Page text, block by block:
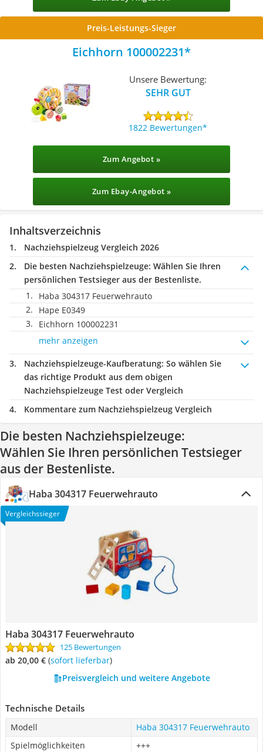
Preis-Leistungs-Sieger
Eichhorn 100002231
Unsere Bewertung:
SEHR GUT
1822 Bewertungen
Zum Angebot »
Zum Ebay-Angebot »
Inhaltsverzeichnis
Nachziehspielzeug Vergleich 2026
Die besten Nachziehspielzeuge: Wählen Sie Ihren
persönlichen Testsieger aus der Bestenliste.
Haba 304317 Feuerwehrauto
Hape E0349
Eichhorn 100002231
mehr anzeigen
Nachziehspielzeuge-Kaufberatung: So wählen Sie
das richtige Produkt aus dem obigen
Nachziehspielzeuge Test oder Vergleich
Kommentare zum Nachziehspielzeug Vergleich
Die besten Nachziehspielzeuge:
Wählen Sie Ihren persönlichen Testsieger
aus der Bestenliste.
Haba 304317 Feuerwehrauto
Vergleichssieger
Haba 304317 Feuerwehrauto
125 Bewertungen
ab 20,00 € ( Sofort lieferbar)
Preisvergleich und weitere Angebote
Technische Details
Modell
Haba 304317 Feuerwehrauto
Spielmöglichkeiten
+++